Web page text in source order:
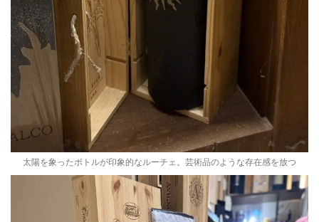
太陽を象ったボトルが印象的なルーチェ。芸術品のような存在感を放つ